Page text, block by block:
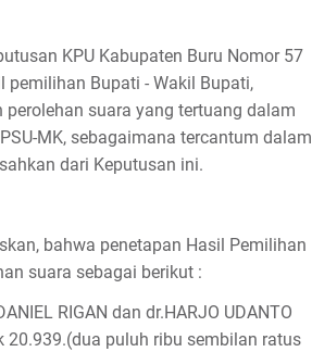
KPU Kabupaten Buru Nomor 57
Bupati - Wakil Bupati,
suara yang tertuang dalam
MK, sebagaimana tercantum dalam
dari Keputusan ini.
bahwa penetapan Hasil Pemilihan
suara sebagai berikut :
RIGAN dan dr.HARJO UDANTO
20.939.(dua puluh ribu sembilan ratus